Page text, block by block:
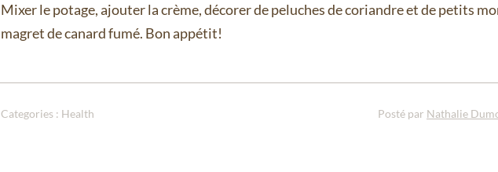
Mixer le potage, ajouter la crème, décorer de peluches de coriandre et de petits
magret de canard fumé. Bon appétit!
Categories : Health Posté par Nathalie